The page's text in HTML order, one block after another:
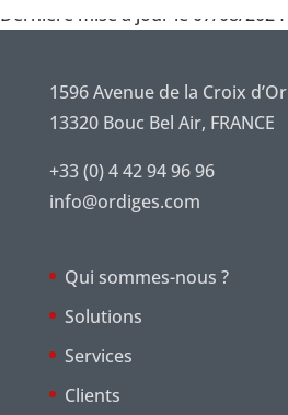
Dernière mise à jour le 07/08/2024
1596 Avenue de la Croix d’Or
13320 Bouc Bel Air, FRANCE
+33 (0) 4 42 94 96 96
info@ordiges.com
Qui sommes-nous ?
Solutions
Services
Clients